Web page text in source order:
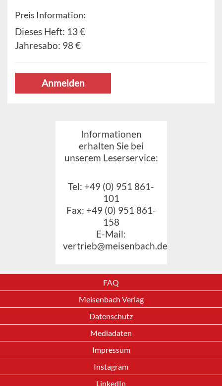
Preis Information:
Dieses Heft: 13 €
Jahresabo: 98 €
Anmelden
Informationen
erhalten Sie bei
unserem Leserservice:
Tel: +49 (0) 951 861-
101
Fax: +49 (0) 951 861-
158
E-Mail:
vertrieb@meisenbach.de
FAQ
Meisenbach Verlag
Datenschutz
Mediadaten
Impressum
Instagram
LinkedIn